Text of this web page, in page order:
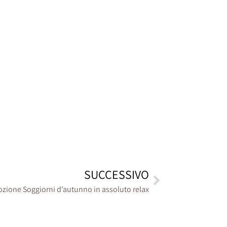
SUCCESSIVO
Soggiorni d’autunno in assoluto relax